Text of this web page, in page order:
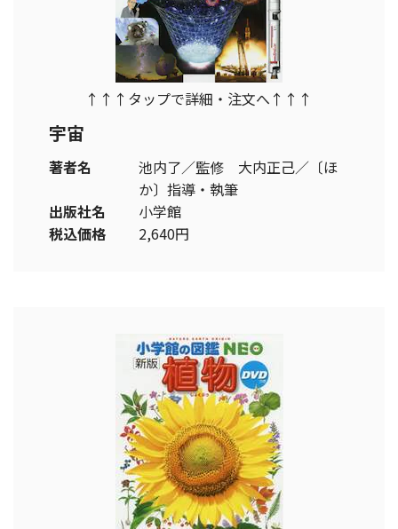
↑↑↑タップで詳細・注文へ↑↑↑
宇宙
著者名
池内了／監修 大内正己／〔ほ
か〕指導・執筆
出版社名
小学館
税込価格
2,640円